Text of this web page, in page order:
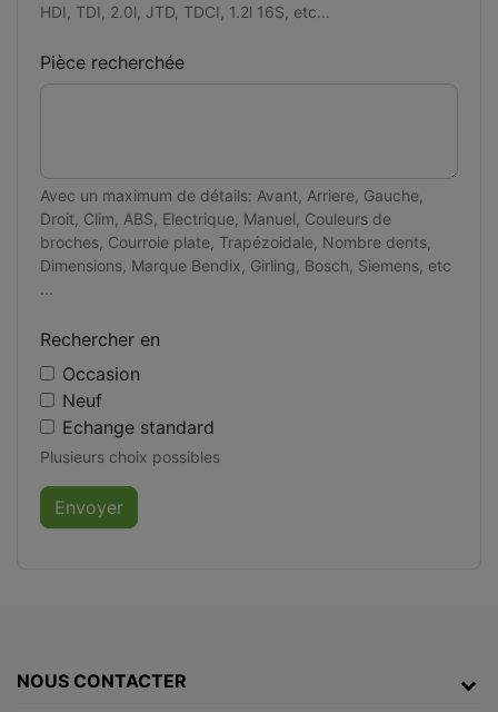
HDI, TDI, 2.0l, JTD, TDCI, 1.2l 16S, etc...
Pièce recherchée
Avec un maximum de détails: Avant, Arriere, Gauche,
Droit, Clim, ABS, Electrique, Manuel, Couleurs de
broches, Courroie plate, Trapézoidale, Nombre dents,
Dimensions, Marque Bendix, Girling, Bosch, Siemens, etc
...
Rechercher en
Occasion
Neuf
Echange standard
Plusieurs choix possibles
NOUS CONTACTER